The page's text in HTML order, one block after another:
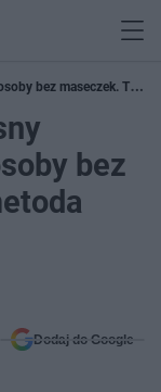
bez maseczek. To
bez
Dodaj do Google